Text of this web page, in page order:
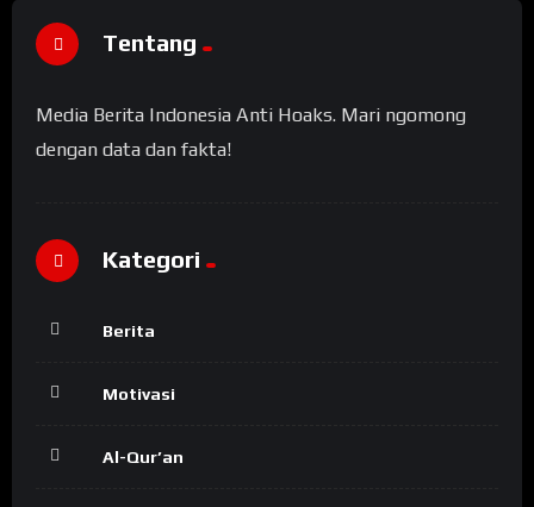
Tentang
Media Berita Indonesia Anti Hoaks. Mari ngomong
dengan data dan fakta!
Kategori
Berita
Motivasi
Al-Qur’an